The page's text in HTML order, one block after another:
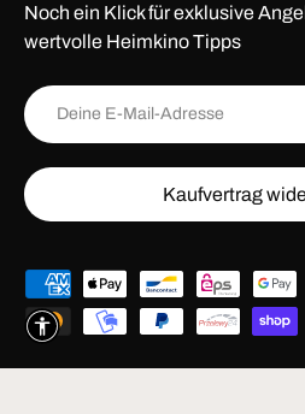
Noch ein Klick für exklusive
wertvolle Heimkino Tipps
E-Mail
Kaufvertrag
Zahlungsmethoden